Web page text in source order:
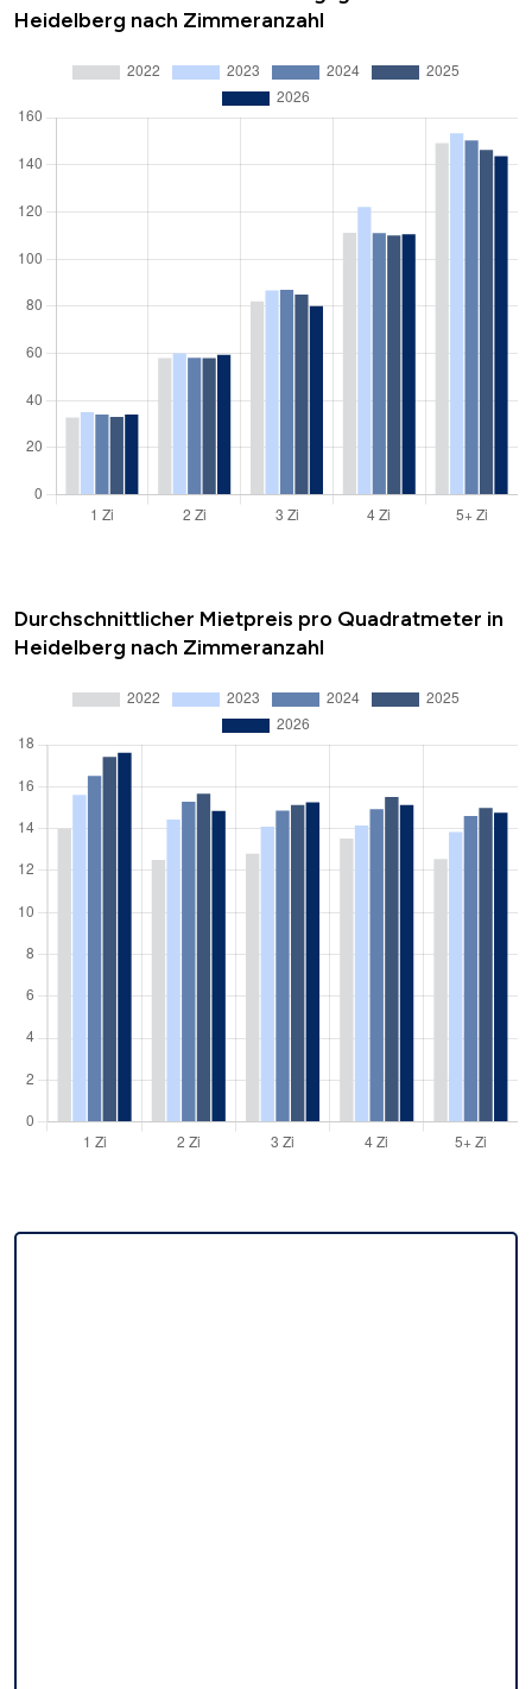
Heidelberg nach Zimmeranzahl
Durchschnittlicher Mietpreis pro Quadratmeter in
Heidelberg nach Zimmeranzahl